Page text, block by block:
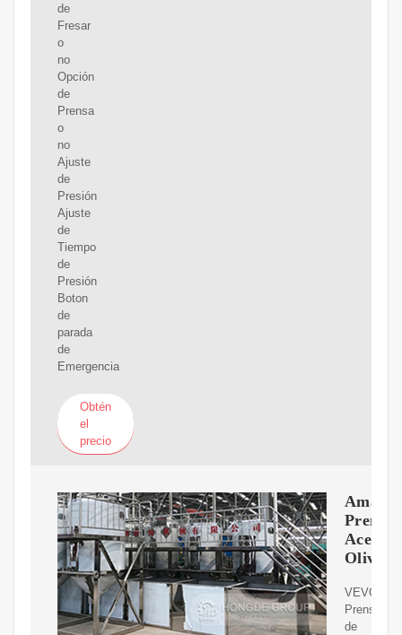
de
Fresar
o
no
Opción
de
Prensa
o
no
Ajuste
de
Presión
Ajuste
de
Tiempo
de
Presión
Boton
de
parada
de
Emergencia
Obtén
el
precio
Prensa
Aceite
Oliva
VEVOR
Prensa
de